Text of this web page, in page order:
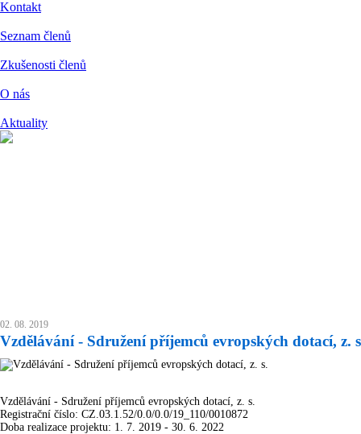
Kontakt
Seznam členů
Zkušenosti členů
O nás
Aktuality
02. 08. 2019
Vzdělávání - Sdružení příjemců evropských dotací, z.
Vzdělávání - Sdružení příjemců evropských dotací, z. s.
Registrační číslo: CZ.03.1.52/0.0/0.0/19_110/0010872
Doba realizace projektu: 1. 7. 2019 - 30. 6. 2022